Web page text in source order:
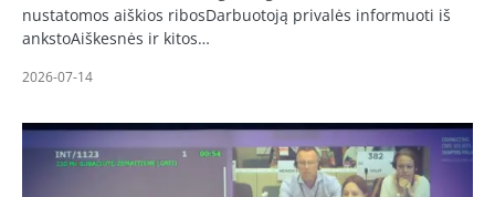
nustatomos aiškios ribosDarbuotoją privalės informuoti iš
ankstoAiškesnės ir kitos…
2026-07-14